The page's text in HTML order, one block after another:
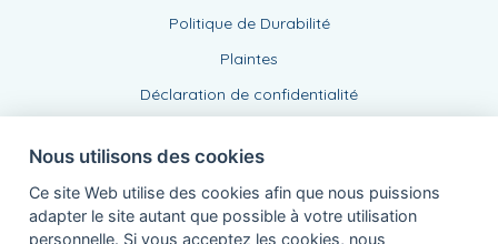
Politique de Durabilité
Plaintes
Déclaration de confidentialité
Nous utilisons des cookies
Ce site Web utilise des cookies afin que nous puissions
adapter le site autant que possible à votre utilisation
personnelle. Si vous acceptez les cookies, nous